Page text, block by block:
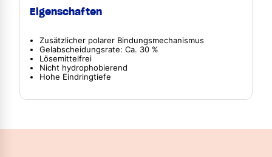
Eigenschaften
Zusätzlicher polarer Bindungsmechanismus
Gelabscheidungsrate: Ca. 30 %
Lösemittelfrei
Nicht hydrophobierend
Hohe Eindringtiefe